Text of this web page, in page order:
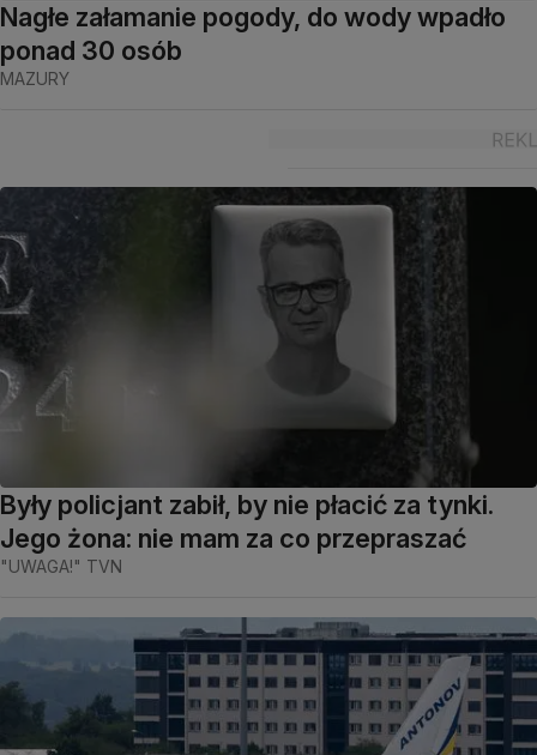
Nagłe załamanie pogody, do wody wpadło
ponad 30 osób
MAZURY
Były policjant zabił, by nie płacić za tynki.
Jego żona: nie mam za co przepraszać
"UWAGA!" TVN